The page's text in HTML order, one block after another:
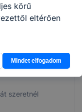
szeretnél
körű
eltérően
Mindet elfogadom